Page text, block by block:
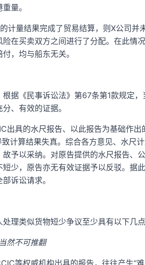
量。
计量结果完成了贸易结算，则X公司
在买卖双方之间进行了分配。在此情
，均与船东无关。
据《民事诉讼法》第67条第1款规定
、有效的证据。
出具的水尺报告、以此报告为基础作
计算结果失真。综合各方意见、水尺
予以采纳。对原告提供的水尺报告、
少，原告亦无有效证据予以反驳。据
诉讼请求。
理类似货物短少争议至少具有以下几点
然不可推翻
等权威机构出具的报告，往往产生“